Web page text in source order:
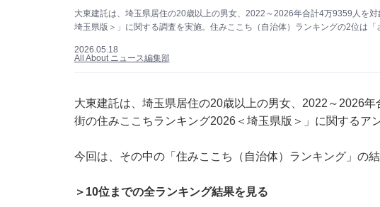
大東建託は、埼玉県居住の20歳以上の男女、2022～2026年合計4万9359人を
埼玉県版＞」に関する調査を実施。住みここち（自治体）ランキングの2位は「
2026.05.18
All About ニュース編集部
大東建託は、埼玉県居住の20歳以上の男女、2022～2026
街の住みここちランキング2026＜埼玉県版＞」に関するア
今回は、その中の「住みここち（自治体）ランキング」の
＞10位までの全ランキング結果を見る